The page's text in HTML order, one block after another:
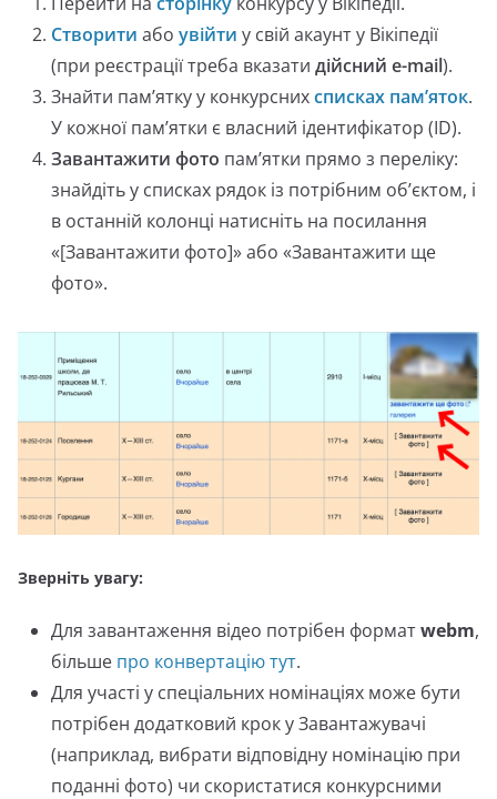
Створити або увійти у свій акаунт у Вікіпедії
(при реєстрації треба вказати дійсний e-mail).
Знайти пам’ятку у конкурснихсписках пам’яток.
У кожної пам’ятки є власний ідентифікатор (ID).
Завантажити фото пам’ятки прямо з переліку:
знайдіть у списках рядок із потрібним об’єктом, і
в останній колонці натисніть на посилання
«[Завантажити фото]» або «Завантажити ще
фото».
Зверніть увагу:
Для завантаження відео потрібен форматwebm,
більше про конвертацію тут.
Для участі у спеціальних номінаціях може бути
потрібен додатковий крок у Завантажувачі
(наприклад, вибрати відповідну номінацію при
поданні фото) чи скористатися конкурсними